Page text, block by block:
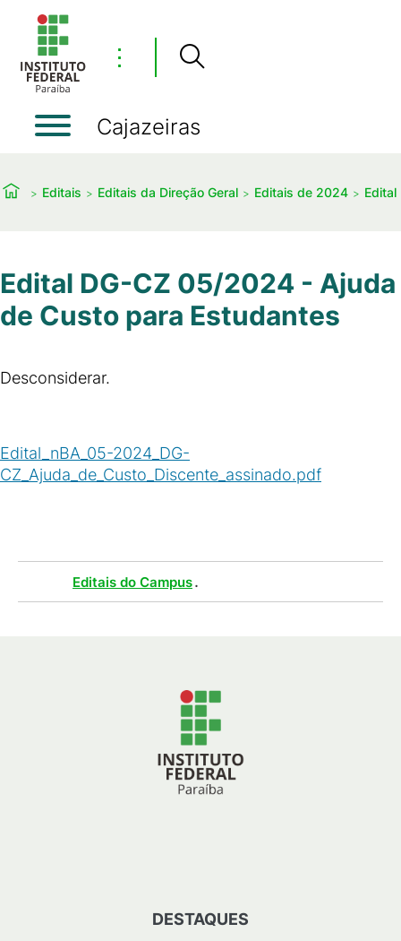
⋮
Cajazeiras
Editais Editais da Direção Geral Editais de 2024
Edital DG-CZ 05/2024 - Ajuda
de Custo para Estudantes
Desconsiderar.
Edital_nBA_05-2024_DG-
CZ_Ajuda_de_Custo_Discente_assinado.pdf
Editais do Campus.
DESTAQUES